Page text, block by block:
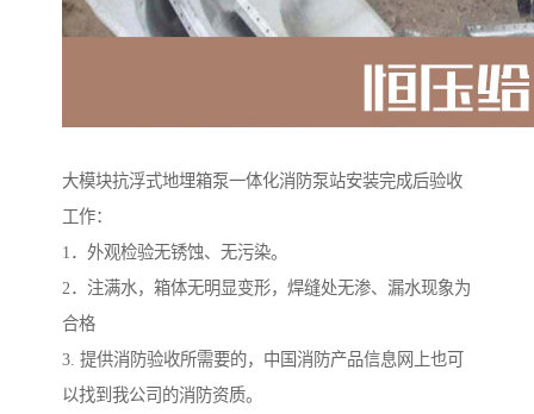
大模块抗浮式地埋箱泵一体化消防泵站安装完成后验收
工作：
1．外观检验无锈蚀、无污染。
2．注满水，箱体无明显变形，焊缝处无渗、漏水现象为
合格
3. 提供消防验收所需要的，中国消防产品信息网上也可
以找到我公司的消防资质。